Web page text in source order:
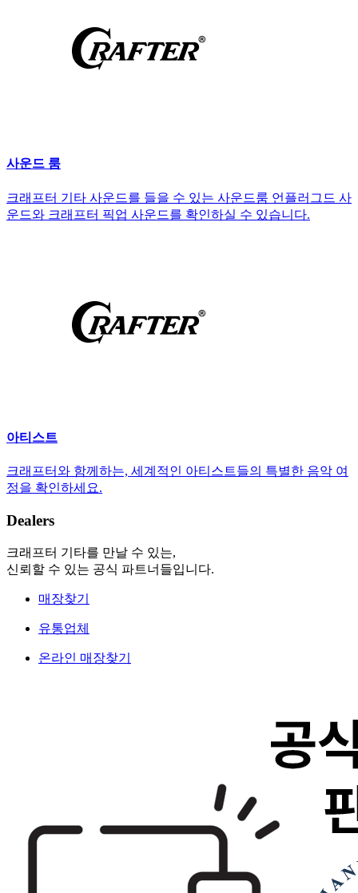
사운드 룸
크래프터 기타 사운드를 들을 수 있는 사운드룸 언플러그드 사
운드와 크래프터 픽업 사운드를 확인하실 수 있습니다.
아티스트
크래프터와 함께하는, 세계적인 아티스트들의 특별한 음악 여
정을 확인하세요.
Dealers
크래프터 기타를 만날 수 있는,
신뢰할 수 있는 공식 파트너들입니다.
매장찾기
유통업체
온라인 매장찾기